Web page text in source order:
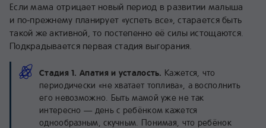
Если мама отрицает новый период в развитии малыша
и по‑прежнему планирует «успеть все», старается быть
такой же активной, то постепенно её силы истощаются.
Подкрадывается первая стадия выгорания.
Стадия 1. Апатия и усталость. Кажется, что
периодически «не хватает топлива», а восполнить
его невозможно. Быть мамой уже не так
интересно — день с ребёнком кажется
однообразным, скучным. Понимая, что ребёнок